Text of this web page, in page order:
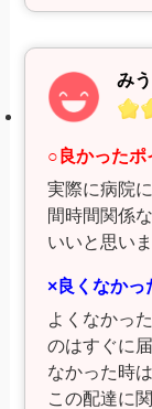
みう
○良かったポ
実際に病院
間時間関係
いいと思いま
×良くなかっ
よくなかっ
のはすぐに
なかった時
この配達に